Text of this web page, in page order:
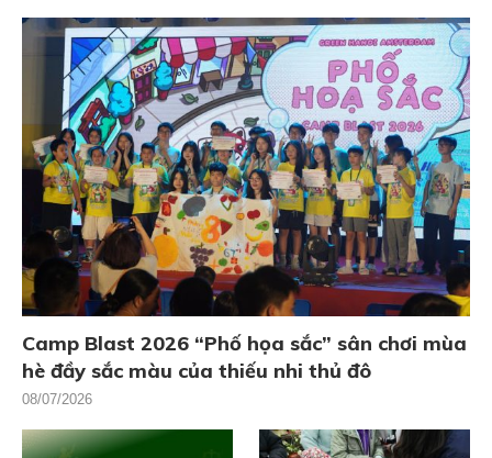
Camp Blast 2026 “Phố họa sắc” sân chơi mùa
hè đầy sắc màu của thiếu nhi thủ đô
08/07/2026